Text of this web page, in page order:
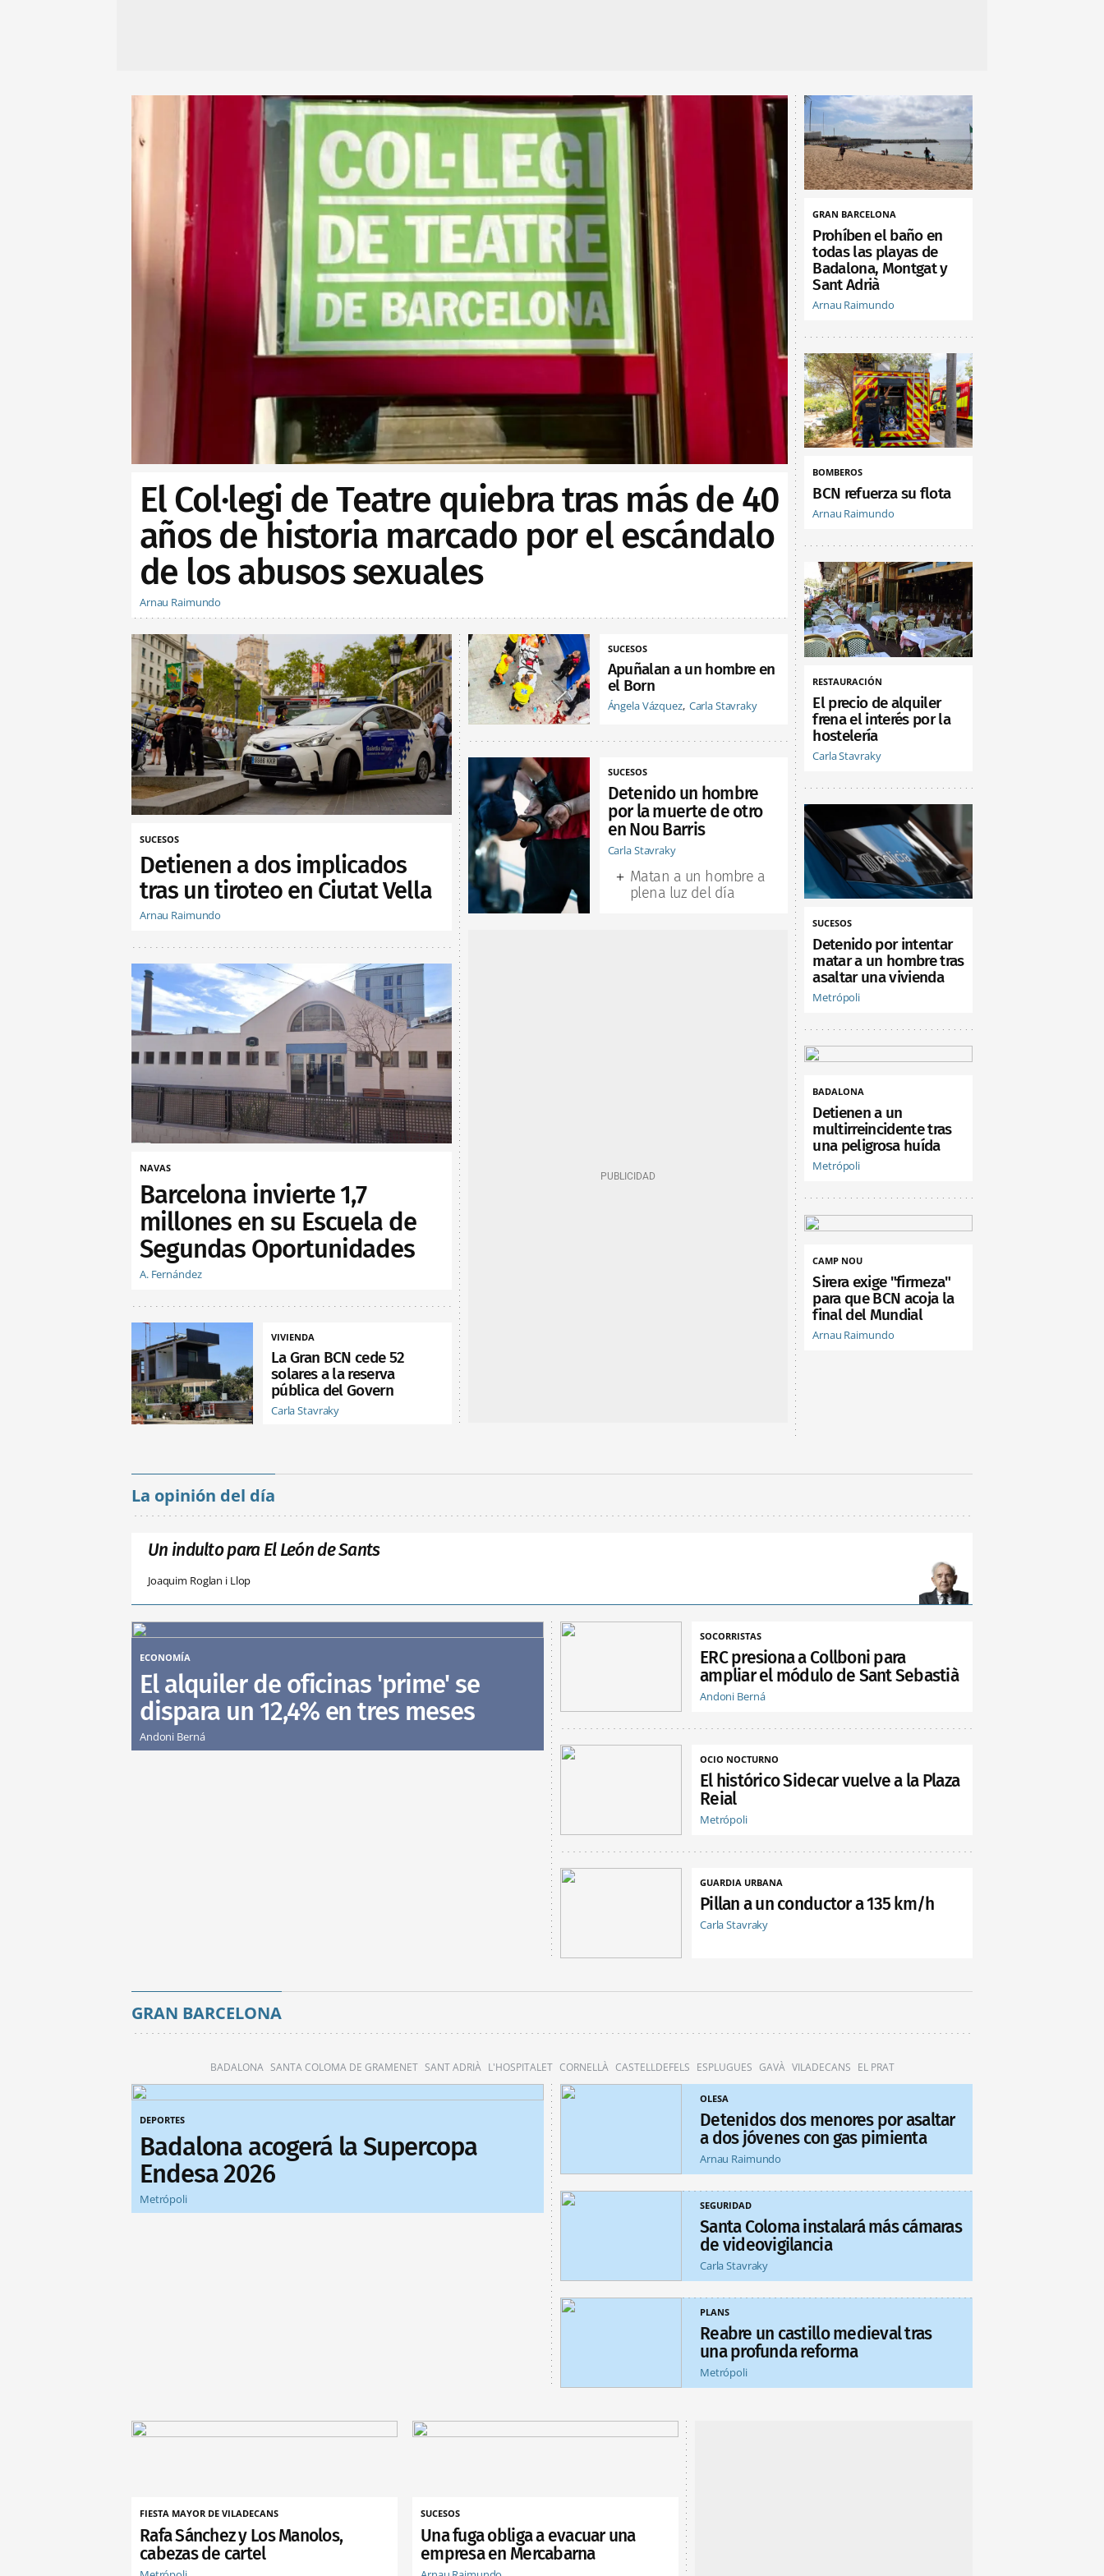
El Col·legi de Teatre quiebra tras más de 40
años de historia marcado por el escándalo
de los abusos sexuales
Arnau Raimundo
SUCESOS
Detienen a dos implicados
tras un tiroteo en Ciutat Vella
Arnau Raimundo
NAVAS
Barcelona invierte 1,7
millones en su Escuela de
Segundas Oportunidades
A. Fernández
VIVIENDA
La Gran BCN cede 52
solares a la reserva
pública del Govern
Carla Stavraky
SUCESOS
Apuñalan a un hombre en
el Born
Ángela Vázquez Carla Stavraky
SUCESOS
Detenido un hombre
por la muerte de otro
en Nou Barris
Carla Stavraky
Matan a un hombre a
plena luz del día
GRAN BARCELONA
Prohíben el baño en
todas las playas de
Badalona, Montgat y
Sant Adrià
Arnau Raimundo
BOMBEROS
BCN refuerza su flota
Arnau Raimundo
RESTAURACIÓN
El precio de alquiler
frena el interés por la
hostelería
Carla Stavraky
SUCESOS
Detenido por intentar
matar a un hombre tras
asaltar una vivienda
Metrópoli
BADALONA
Detienen a un
multirreincidente tras
una peligrosa huída
Metrópoli
CAMP NOU
Sirera exige "firmeza"
para que BCN acoja la
final del Mundial
Arnau Raimundo
La opinión del día
Un indulto para El León de Sants
Joaquim Roglan i Llop
ECONOMÍA
El alquiler de oficinas 'prime' se
dispara un 12,4% en tres meses
Andoni Berná
SOCORRISTAS
ERC presiona a Collboni para
ampliar el módulo de Sant Sebastià
Andoni Berná
OCIO NOCTURNO
El histórico Sidecar vuelve a la Plaza
Reial
Metrópoli
GUARDIA URBANA
Pillan a un conductor a 135 km/h
Carla Stavraky
GRAN BARCELONA
BADALONA SANTA COLOMA DE GRAMENET SANT ADRIÀ L'HOSPITALET CORNELLÀ CASTELLDEFELS ESPLUGUES GAVÀ VILADECANS EL PRAT
DEPORTES
Badalona acogerá la Supercopa
Endesa 2026
Metrópoli
OLESA
Detenidos dos menores por asaltar
a dos jóvenes con gas pimienta
Arnau Raimundo
SEGURIDAD
Santa Coloma instalará más cámaras
de videovigilancia
Carla Stavraky
PLANS
Reabre un castillo medieval tras
una profunda reforma
Metrópoli
FIESTA MAYOR DE VILADECANS
Rafa Sánchez y Los Manolos,
cabezas de cartel
SUCESOS
Una fuga obliga a evacuar una
empresa en Mercabarna